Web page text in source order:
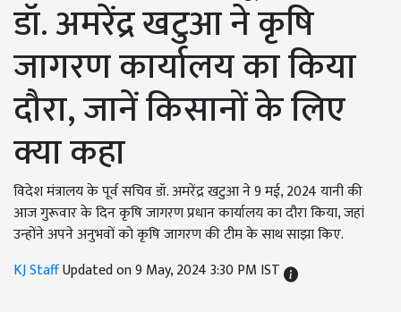
डॉ. अमरेंद्र खटुआ ने कृषि
जागरण कार्यालय का किया
दौरा, जानें किसानों के लिए
क्या कहा
विदेश मंत्रालय के पूर्व सचिव डॉ. अमरेंद्र खटुआ ने 9 मई, 2024 यानी की
आज गुरूवार के दिन कृषि जागरण प्रधान कार्यालय का दौरा किया, जहां
उन्होंने अपने अनुभवों को कृषि जागरण की टीम के साथ साझा किए.
KJ StaffUpdated on 9 May, 2024 3:30 PM IST